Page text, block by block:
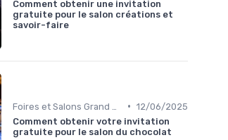
Comment obtenir une invitation
gratuite pour le salon créations et
savoir-faire
• 12/06/2025
Comment obtenir votre invitation
gratuite pour le salon du chocolat